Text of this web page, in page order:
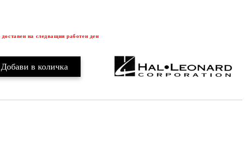
на следващия работен ден